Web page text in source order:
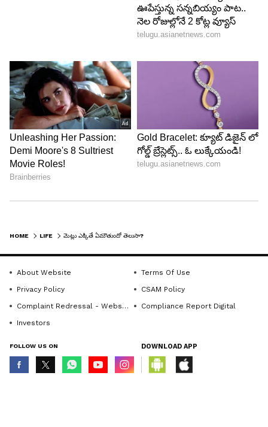
4
4
రోజుకు ఎన్ని మెట్లు ఎక్కాలి?
ఆరోగ్య నిపుణుల ప్రకారం.. ఒకేసారి పొడవైన మెట్లు ఎక్కాలి.
లేదా కనీసం 50 మెట్లను ఎక్కాలని సాధారణంగా సిఫార్సు
మొత్తాన్ని ఎంచుకుని మెట్లను ఎక్కితే మీ ఆరోగ్యానికి ఏ
డోకా ఉండదు.
HOME LIFE మెట్లు ఎక్కితే ఏమౌతుందో తెలుసా?
About Website
Terms Of Use
Privacy Policy
CSAM Policy
Complaint Redressal - Website
Compliance Report Digital
Investors
FOLLOW US ON DOWNLOAD APP